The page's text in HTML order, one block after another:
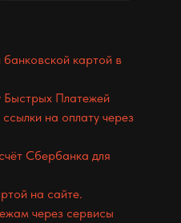
картой в
Быстрых Платежей
на оплату через
Сбербанка для
на сайте.
через сервисы